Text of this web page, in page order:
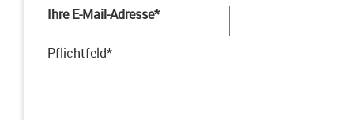
Ihre E-Mail-Adresse*
Pflichtfeld*